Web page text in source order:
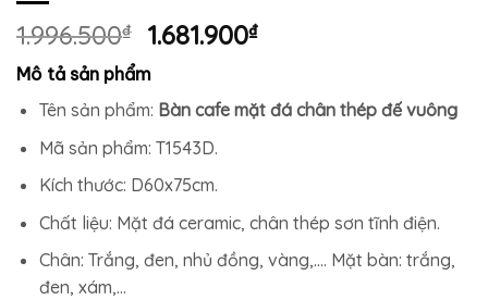
1.996.500₫
Giá
là:
1.996.500₫.
1.681.900₫Giá
là:
Mô tả sản phẩm
Tên sản phẩm: Bàn cafe mặt đá chân thép đế vuông
Mã sản phẩm: T1543D.
Kích thước: D60x75cm.
Chất liệu: Mặt đá ceramic, chân thép sơn tĩnh điện.
Chân: Trắng, đen, nhủ đồng, vàng,…. Mặt bàn: trắng,
đen, xám,…